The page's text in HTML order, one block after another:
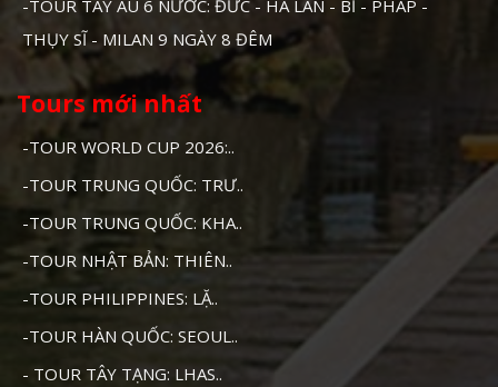
-TOUR TÂY ÂU 6 NƯỚC: ĐỨC - HÀ LAN - BỈ - PHÁP -
THỤY SĨ - MILAN 9 NGÀY 8 ĐÊM
Tours mới nhất
-TOUR WORLD CUP 2026:..
-TOUR TRUNG QUỐC: TRƯ..
-TOUR TRUNG QUỐC: KHA..
-TOUR NHẬT BẢN: THIÊN..
-TOUR PHILIPPINES: LẶ..
-TOUR HÀN QUỐC: SEOUL..
- TOUR TÂY TẠNG: LHAS..